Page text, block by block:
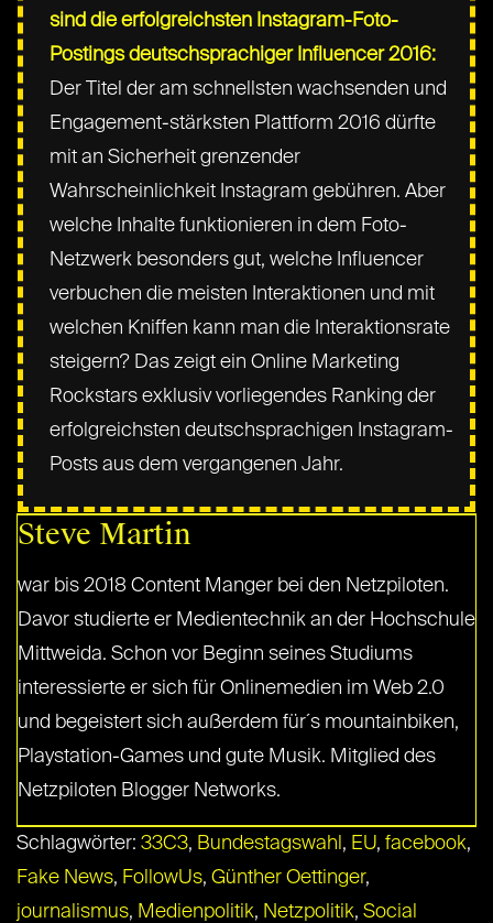
sind die erfolgreichsten Instagram-Foto-
Postings deutschsprachiger Influencer 2016:
Der Titel der am schnellsten wachsenden und
Engagement-stärksten Plattform 2016 dürfte
mit an Sicherheit grenzender
Wahrscheinlichkeit Instagram gebühren. Aber
welche Inhalte funktionieren in dem Foto-
Netzwerk besonders gut, welche Influencer
verbuchen die meisten Interaktionen und mit
welchen Kniffen kann man die Interaktionsrate
steigern? Das zeigt ein Online Marketing
Rockstars exklusiv vorliegendes Ranking der
erfolgreichsten deutschsprachigen Instagram-
Posts aus dem vergangenen Jahr.
Steve Martin
war bis 2018 Content Manger bei den Netzpiloten.
Davor studierte er Medientechnik an der Hochschule
Mittweida. Schon vor Beginn seines Studiums
interessierte er sich für Onlinemedien im Web 2.0
und begeistert sich außerdem für´s mountainbiken,
Playstation-Games und gute Musik. Mitglied des
Netzpiloten Blogger Networks.
Schlagwörter: 33C3, Bundestagswahl , EU, facebook,
Fake News, FollowUs, Günther Oettinger,
journalismus, Medienpolitik, Netzpolitik, Social